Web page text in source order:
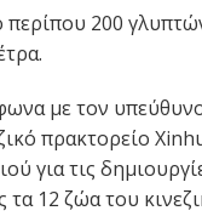
περίπου 200
με τον
πρακτορείο
για τις
τα 12 ζώα του